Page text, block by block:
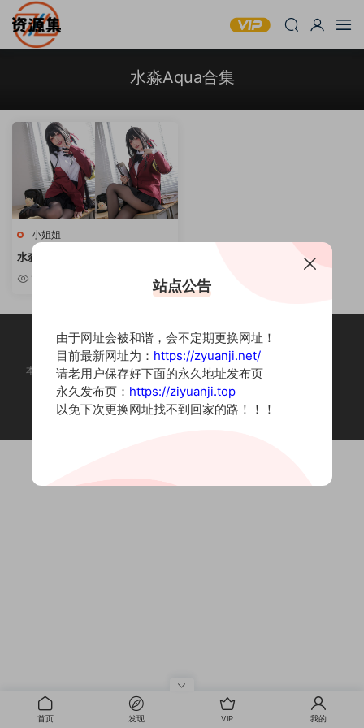
水淼Aqua合集
小姐姐
水淼Aqua – COSPLAY写真作品
合集 [持续更新]
本站为摄影写真图片网站，内容来自网络收集整理，仅作个人学习使用。
如有违法内容请联系删除
Copyright © 2022 资源集
首页 发现 VIP 我的
站点公告
由于网址会被和谐，会不定期更换网址！
目前最新网址为： https://zyuanji.net/
请老用户保存好下面的永久地址发布页
永久发布页： https://ziyuanji.top
以免下次更换网址找不到回家的路！！！